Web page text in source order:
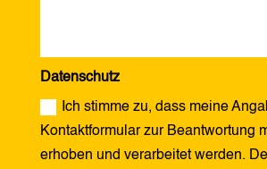
Datenschutz
Ich stimme zu, dass meine
Kontaktformular zur Beantwortung
erhoben und verarbeitet werden.